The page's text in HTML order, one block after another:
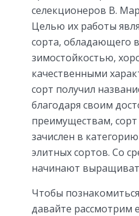
селекционеров В.
Целью их работы
сорта, обладающего
зимостойкостью,
качественными
сорт получил
благодаря своим
преимуществам, сорт
зачислен в
элитных сортов. Со
начинают
Чтобы
давайте рассмотрим